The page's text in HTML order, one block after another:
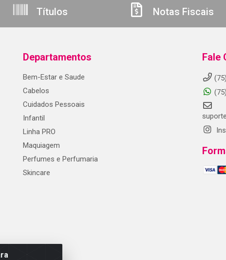
Títulos Notas Fiscais
Departamentos
Bem-Estar e Saude
Cabelos
Cuidados Pessoais
Infantil
Linha PRO
Maquiagem
Perfumes e Perfumaria
Skincare
Fale